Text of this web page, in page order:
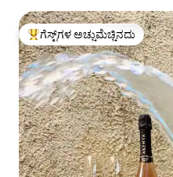
ಗೆಸ್ಟ್‌ಗಳಿಗೆ ಅತಿ ಹೆಚ್ಚು ಅಚ್ಚುಮೆಚ್ಚಿನದು
ಗೆಸ್ಟ್‌ಗಳ ಅಚ್ಚುಮೆಚ್ಚಿನದು